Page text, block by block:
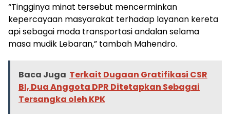
“Tingginya minat tersebut mencerminkan
kepercayaan masyarakat terhadap layanan kereta
api sebagai moda transportasi andalan selama
masa mudik Lebaran,” tambah Mahendro.
Baca Juga Terkait Dugaan Gratifikasi CSR
BI, Dua Anggota DPR Ditetapkan Sebagai
Tersangka oleh KPK